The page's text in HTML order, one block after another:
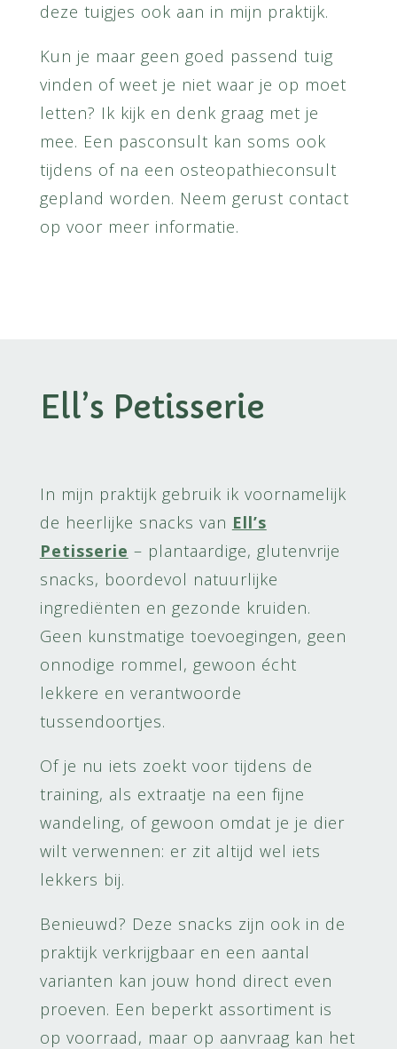
deze tuigjes ook aan in mijn praktijk.
Kun je maar geen goed passend tuig
vinden of weet je niet waar je op moet
letten? Ik kijk en denk graag met je
mee. Een pasconsult kan soms ook
tijdens of na een osteopathieconsult
gepland worden. Neem gerust contact
op voor meer informatie.
Ell’s Petisserie
In mijn praktijk gebruik ik voornamelijk
de heerlijke snacks van Ell’s
Petisserie – plantaardige, glutenvrije
snacks, boordevol natuurlijke
ingrediënten en gezonde kruiden.
Geen kunstmatige toevoegingen, geen
onnodige rommel, gewoon écht
lekkere en verantwoorde
tussendoortjes.
Of je nu iets zoekt voor tijdens de
training, als extraatje na een fijne
wandeling, of gewoon omdat je je dier
wilt verwennen: er zit altijd wel iets
lekkers bij.
Benieuwd? Deze snacks zijn ook in de
praktijk verkrijgbaar en een aantal
varianten kan jouw hond direct even
proeven. Een beperkt assortiment is
op voorraad, maar op aanvraag kan het